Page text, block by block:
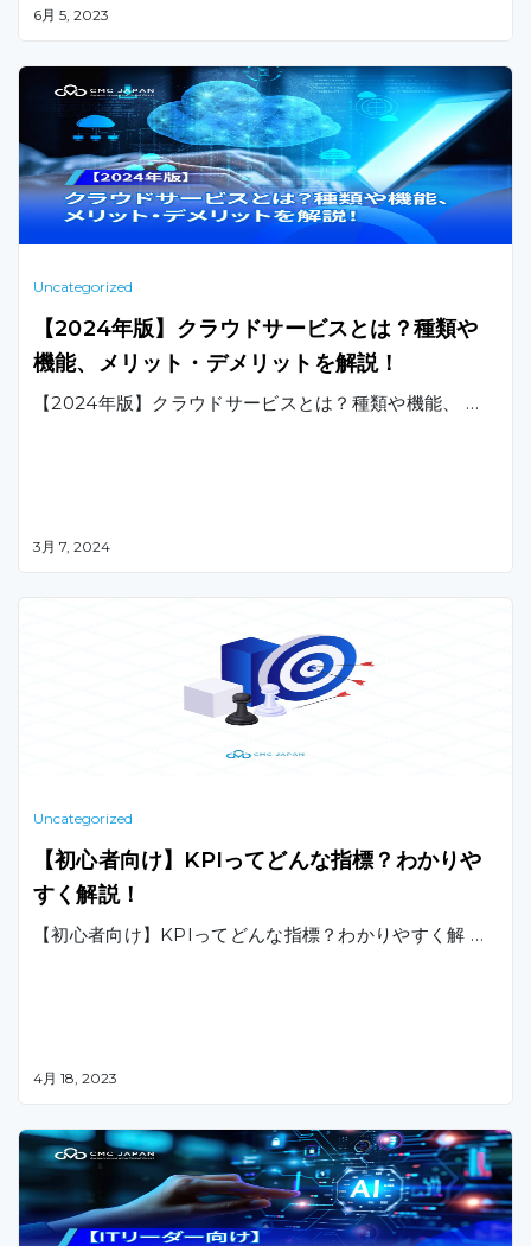
6月 5, 2023
Uncategorized
【2024年版】クラウドサービスとは？種類や
機能、メリット・デメリットを解説！
【2024年版】クラウドサービスとは？種類や機能、 …
3月 7, 2024
Uncategorized
【初心者向け】KPIってどんな指標？わかりや
すく解説！
【初心者向け】KPIってどんな指標？わかりやすく解 …
4月 18, 2023